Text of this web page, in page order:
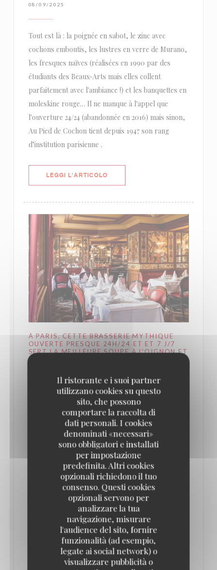
Il ristorante e i suoi partner
utilizzano cookies su questo
sito, che possono
comportare la raccolta di
dati personali. I cookies
denominati «necessari»
sono obbligatori e installati
per impostazione
predefinita. Altri cookies
opzionali richiedono il tuo
consenso. Questi cookies
opzionali servono per
analizzare la tua
navigazione, misurare
l'audience del sito, fornire
funzionalità (ad esempio,
legate ai social network) o
visualizzare pubblicità o
08/09/2025
Tout est là : la poignée en sabot, le zinc avec
cochons emboutis, les lustres en verre de Murano,
les fresques naïves (réalisées en 1990 par des
étudiants des Beaux-Arts mais elles collent
parfaitement avec l'ambiance !) et les banquettes en
moleskine rouge… Il ne manque à l'appel que
l'ouverture 24/24 (abandonnée en 2016) mais sinon,
Au Pied de Cochon tient depuis 1947 son rang
d’institution parisienne .
LEGGI L'ARTICOLO
À PARIS, CETTE BRASSERIE MYTHIQUE
OUVERTE PRESQUE 24H/24 ET ET 7 J/7
SERT LA MEILLEURE SOUPE À L’OIGNON ET
UN PIED DE COCHON DEVENU LÉGENDAIRE
29/07/2025
C'est un repaire légendaire, même après minuit. Et
cette brasserie mythique du quartier des Halles
sert un pied de cochon à tomber...
Fondée en 1947, cette brasserie parisienne mythique
sert un pied de cochon dont la recette est
inchangée depuis près de 70 ans. Ouvert presque
24h/24 et 7 jours sur 7, ce lieu où la gastronomie
française est reine est un incontournable à Paris. Et
ce, même après minuit ! Il ne vous reste plus qu’à
pousser les portes de la brasserie, décorées de
poignées dorées… en forme de pieds de cochon !